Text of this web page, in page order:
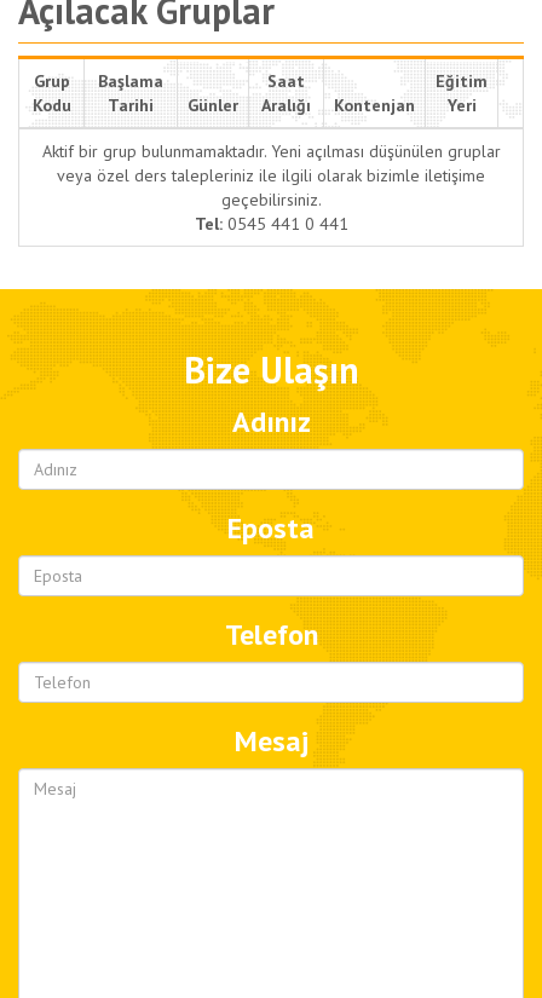
Açılacak Gruplar
Grup
Kodu
Başlama
Tarihi
Günler
Saat
Aralığı
Kontenjan
Eğitim
Yeri
Aktif bir grup bulunmamaktadır. Yeni açılması düşünülen gruplar
veya özel ders talepleriniz ile ilgili olarak bizimle iletişime
geçebilirsiniz.
Tel:0545 441 0 441
Bize Ulaşın
Adınız
Eposta
Telefon
Mesaj